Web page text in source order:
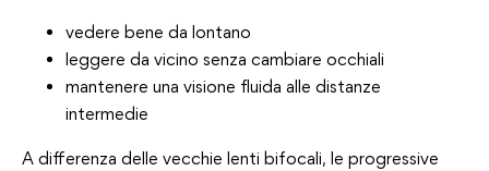
vedere bene da lontano
leggere da vicino senza cambiare occhiali
mantenere una visione fluida alle distanze
intermedie
A differenza delle vecchie lenti bifocali, le progressive